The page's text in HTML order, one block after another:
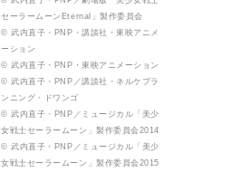
セーラームーンEternal」製作委員会
© 武内直子・PNP・講談社・東映アニメ
ーション
© 武内直子・PNP・東映アニメーション
© 武内直子・PNP／講談社・ネルケプラ
ンニング・ドワンゴ
© 武内直子・PNP／ミュージカル「美少
女戦士セーラームーン」製作委員会2014
© 武内直子・PNP／ミュージカル「美少
女戦士セーラームーン」製作委員会2015